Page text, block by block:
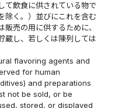
て飲食に供されている物で
除く。）並びにこれを含む
売の用に供するために、
蔵し、若しくは陳列しては
flavoring agents and
for human
and preparations
not be sold, or be
stored, or displayed